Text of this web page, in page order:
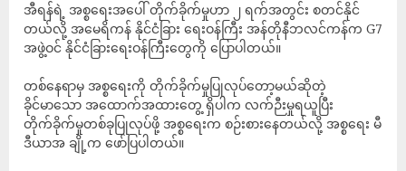
အီရန်ရဲ့ အစ္စရေးအပေါ် တိုက်ခိုက်မှုဟာ ၂ ရက်အတွင်း စတင်နိုင်
တယ်လို့ အမေရိကန် နိုင်ငံခြား ရေးဝန်ကြီး အန်တိုနီဘလင်ကန်က G7
အဖွဲ့ဝင် နိုင်ငံခြားရေးဝန်ကြီးတွေကို ပြောပါတယ်။
တစ်နေရာမှ အစ္စရေးကို တိုက်ခိုက်မှုပြုလုပ်တော့မယ်ဆိုတဲ့
ခိုင်မာသော အထောက်အထားတွေ့ ရှိပါက လက်ဉီးမှုရယူပြီး
တိုက်ခိုက်မှုတစ်ခုပြုလုပ်ဖို့ အစ္စရေးက စဉ်းစားနေတယ်လို့ အစ္စရေး မီ
ဒီယာအ ချို့က ဖော်ပြပါတယ်။